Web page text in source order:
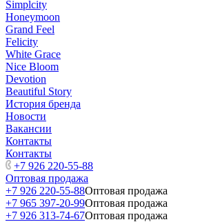
Simplcity
Honeymoon
Grand Feel
Felicity
White Grace
Nice Bloom
Devotion
Beautiful Story
История бренда
Новости
Вакансии
Контакты
Контакты
+7 926 220-55-88
Оптовая продажа
+7 926 220-55-88Оптовая продажа
+7 965 397-20-99Оптовая продажа
+7 926 313-74-67Оптовая продажа